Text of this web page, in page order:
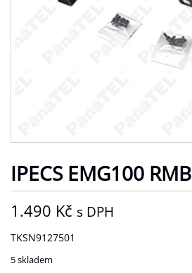
IPECS EMG100 RMB
1.490 Kč s DPH
TKSN9127501
5 skladem